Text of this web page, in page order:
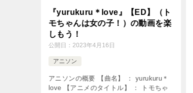
『yurukuru＊love』【ED】（ト
モちゃんは女の子！）の動画を楽
しもう！
公開日： 2023年4月16日
アニソン
アニソンの概要 【曲名】 ： yurukuru＊
love 【アニメのタイトル】 ： トモちゃ